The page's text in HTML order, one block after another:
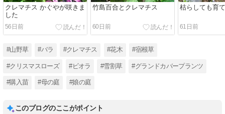
クレマチス かぐやが咲きま
した
56日前
竹島百合とクレマチス
60日前
枯らしても育
61日前
#山野草 #バラ #クレマチス #花木 #宿根草
#クリスマスローズ #ビオラ #雪割草 #グランドカバープランツ
#購入苗 #母の庭 #娘の庭
このブログのここがポイント